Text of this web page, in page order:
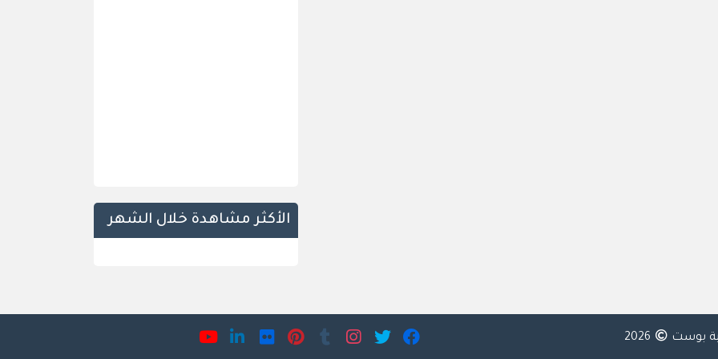
الأكثر مشاهدة خلال الشهر
بوست